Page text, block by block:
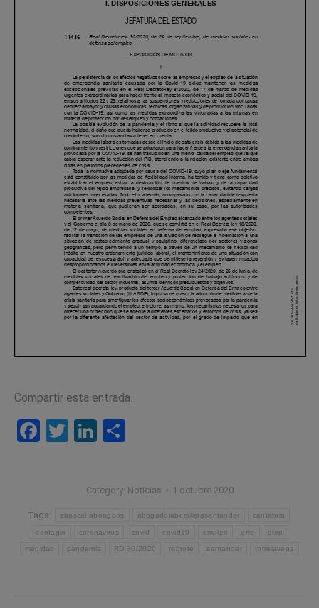
Compartir esta entrada.
Facebook
TwitterLinkedIn
Category: Noticias 1 octubre 2020
Tags: abascal aboagdos abogadolaboralistasantander cantabria
contagio coronavirus covid covid19 empleo erte etop
medidas pandemia RD 30/2020 rebrote santander torrelavega